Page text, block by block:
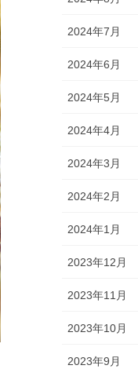
2024年7月
2024年6月
2024年5月
2024年4月
2024年3月
2024年2月
2024年1月
2023年12月
2023年11月
2023年10月
2023年9月